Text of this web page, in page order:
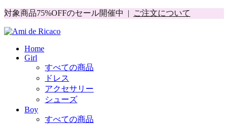
対象商品75%OFFのセール開催中 | ご注文について
Home
Girl
すべての商品
ドレス
アクセサリー
シューズ
Boy
すべての商品